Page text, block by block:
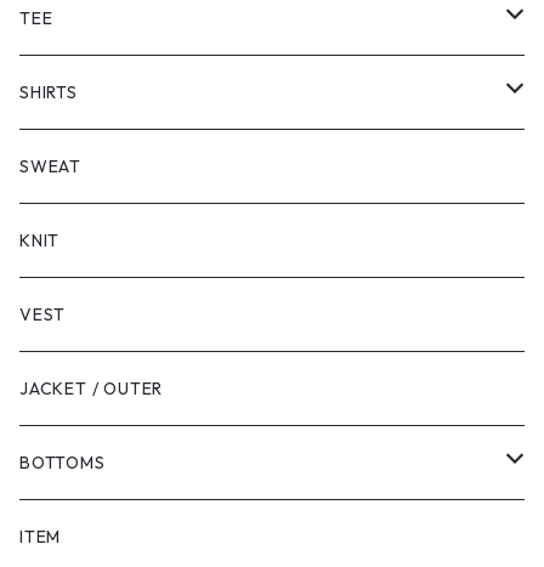
TEE
SHORT SLEEVE
LONG SLEEVE
SHIRTS
SHORT SLEEVE
LONG SLEEVE
SWEAT
KNIT
VEST
JACKET / OUTER
BOTTOMS
SHORTS
ITEM